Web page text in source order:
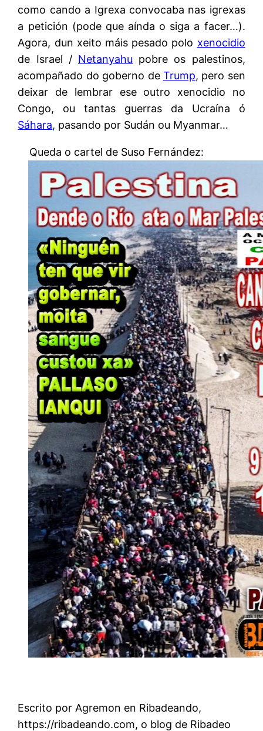
como cando a Igrexa convocaba nas igrexas
a petición (pode que aínda o siga a facer…).
Agora, dun xeito máis pesado polo xenocidio
de Israel / Netanyahu pobre os palestinos,
acompañado do goberno de Trump, pero sen
deixar de lembrar ese outro xenocidio no
Congo, ou tantas guerras da Ucraína ó
Sáhara, pasando por Sudán ou Myanmar…
Queda o cartel de Suso Fernández:
Escrito por Agremon en Ribadeando,
https://ribadeando.com, o blog de Ribadeo